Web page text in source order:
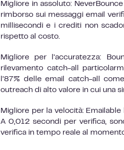
Migliore in assoluto:
rimborso sui messaggi email
millisecondi e i crediti non
rispetto al costo.
Migliore per l’accuratezza:
rilevamento catch-all
l’87% delle email catch-all
outreach di alto valore in cui una
Migliore per la velocità:
A 0,012 secondi per verifica,
verifica in tempo reale al